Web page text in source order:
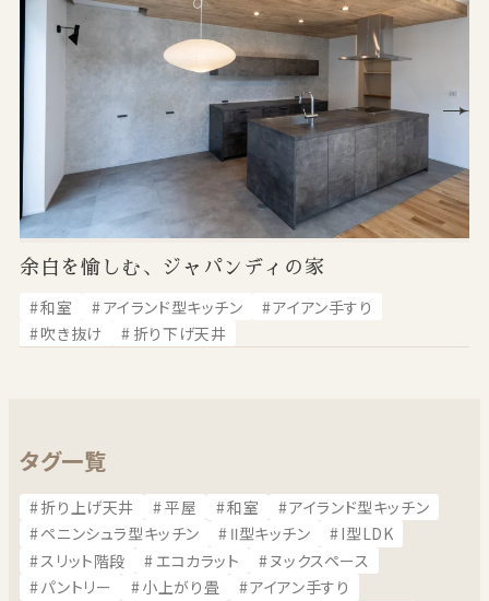
余白を愉しむ、ジャパンディの家
和室 アイランド型キッチン
アイアン手すり
吹き抜け
折り下げ天井
タグ一覧
折り上げ天井 平屋 和室
アイランド型キッチン
ペニンシュラ型キッチン
Ⅱ型キッチン
I型LDK
スリット階段
エコカラット
ヌックスペース
パントリー
小上がり畳
アイアン手すり